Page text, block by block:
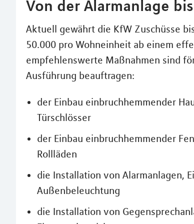
Von der Alarmanlage
Aktuell gewährt die KfW Zuschüsse
50.000 pro Wohneinheit ab einem
empfehlenswerte Maßnahmen sind
Ausführung beauftragen:
der Einbau einbruchhemmender
Türschlösser
der Einbau einbruchhemmender
Rollläden
die Installation von Alarmanlagen,
Außenbeleuchtung
die Installation von